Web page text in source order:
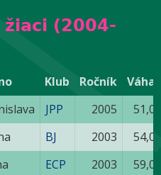
žiaci (2004-
Klub Ročník
Váha
JPP 2005
51,0
BJ 2003
54,0
ECP 2003 59,0